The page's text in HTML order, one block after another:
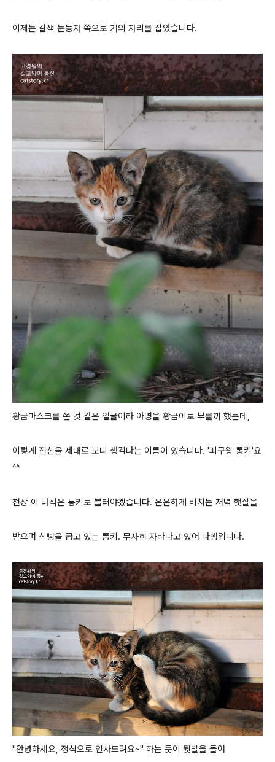
이제는 갈색 눈동자 쪽으로 거의 자리를 잡았습니다.
황금마스크를 쓴 것 같은 얼굴이라 아명을 황금이로 부를까 했는데,
이렇게 전신을 제대로 보니 생각나는 이름이 있습니다. '피구왕 통키'요
^^
천상 이 녀석은 통키로 불러야겠습니다. 은은하게 비치는 저녁 햇살을
받으며 식빵을 굽고 있는 통키. 무사히 자라나고 있어 다행입니다.
"안녕하세요, 정식으로 인사드려요~" 하는 듯이 뒷발을 들어